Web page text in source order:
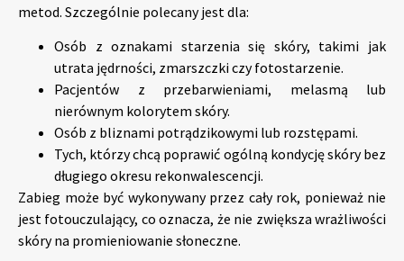
metod. Szczególnie polecany jest dla:
Osób z oznakami starzenia się skóry, takimi jak
utrata jędrności, zmarszczki czy fotostarzenie.
Pacjentów z przebarwieniami, melasmą lub
nierównym kolorytem skóry.
Osób z bliznami potrądzikowymi lub rozstępami.
Tych, którzy chcą poprawić ogólną kondycję skóry bez
długiego okresu rekonwalescencji.
Zabieg może być wykonywany przez cały rok, ponieważ nie
jest fotouczulający, co oznacza, że nie zwiększa wrażliwości
skóry na promieniowanie słoneczne.